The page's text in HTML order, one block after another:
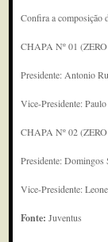
Confira a composição
CHAPA Nº 01
Presidente: Antonio
Vice-Presidente:
CHAPA Nº 02
Presidente: Domingos
Vice-Presidente:
Fonte:Juventus